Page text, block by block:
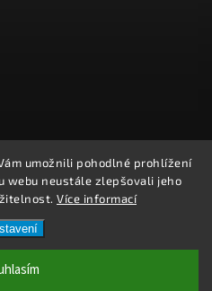
umožnili pohodlné prohlížení
webu neustále zlepšovali jeho
Více informací
. Všechna práva vyhrazena.
cookies
| DesignShoptak.cz.